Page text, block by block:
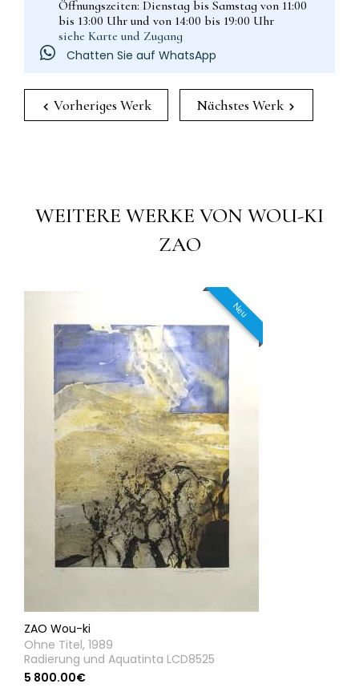
Öffnungszeiten: Dienstag bis Samstag von 11:00
bis 13:00 Uhr und von 14:00 bis 19:00 Uhr
siehe Karte und Zugang
Chatten Sie auf WhatsApp
Vorheriges Werk Nächstes Werk
WEITERE WERKE VON WOU-KI
ZAO
Neu
ZAO Wou-ki
Ohne Titel, 1989
Radierung und Aquatinta LCD8525
5 800.00€